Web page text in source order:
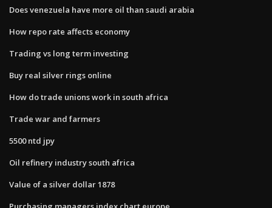
Does venezuela have more oil than saudi arabia
How repo rate affects economy
Trading vs long term investing
Buy real silver rings online
How do trade unions work in south africa
Trade war and farmers
5500 ntd jpy
Oil refinery industry south africa
Value of a silver dollar 1878